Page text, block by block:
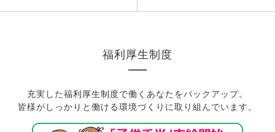
福利厚生制度
充実した福利厚生制度で働くあなたをバックアップ。
皆様がしっかりと働ける環境づくりに取り組んでいます。